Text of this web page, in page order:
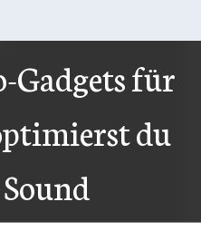
Gadgets für
du